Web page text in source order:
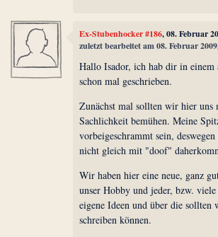
Ex-Stubenhocker #186, 08. Februar
zuletzt bearbeitet am 08. Februar
Hallo Isador, ich hab dir in einem
schon mal geschrieben.
Zunächst mal sollten wir hier uns
Sachlichkeit bemühen. Meine
vorbeigeschrammt sein,
nicht gleich mit "doof"
Wir haben hier eine neue, ganz
unser Hobby und jeder, bzw.
eigene Ideen und über die sollten
schreiben können.